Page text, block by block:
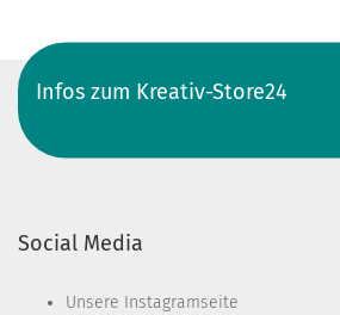
Infos zum Kreativ-Store24
Social Media
Unsere Instagramseite